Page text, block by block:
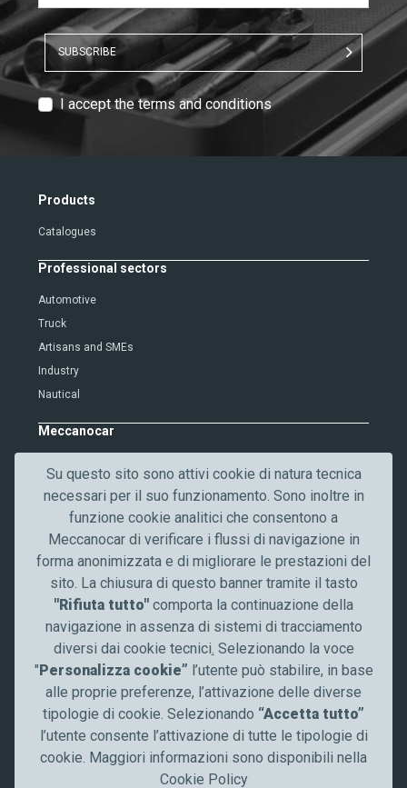
SUBSCRIBE
T
V
r
i
f
i
c
a
t
i
n
I accept the terms and conditions
Products
Catalogues
Professional sectors
Automotive
Truck
Artisans and SMEs
Industry
Nautical
Meccanocar
Quality
Contacts
News
Communication
Follow us
Su questo sito sono attivi cookie di natura tecnica
necessari per il suo funzionamento. Sono inoltre in
funzione cookie analitici che consentono a
Meccanocar di verificare i flussi di navigazione in
forma anonimizzata e di migliorare le prestazioni del
sito. La chiusura di questo banner tramite il tasto
"Rifiuta tutto" comporta la continuazione della
navigazione in assenza di sistemi di tracciamento
diversi dai cookie tecnici. Selezionando la voce
"Personalizza cookie” l’utente può stabilire, in base
alle proprie preferenze, l’attivazione delle diverse
tipologie di cookie. Selezionando “Accetta tutto”
l’utente consente l’attivazione di tutte le tipologie di
cookie. Maggiori informazioni sono disponibili nella
Cookie Policy